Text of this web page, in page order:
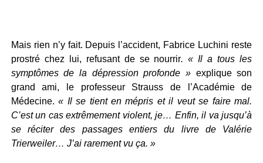
Mais rien n’y fait. Depuis l’accident, Fabrice Luchini reste
prostré chez lui, refusant de se nourrir. « Il a tous les
symptômes de la dépression profonde » explique son
grand ami, le professeur Strauss de l’Académie de
Médecine.« Il se tient en mépris et il veut se faire mal.
C’est un cas extrêmement violent, je… Enfin, il va jusqu’à
se réciter des passages entiers du livre de Valérie
Trierweiler… J’ai rarement vu ça. »